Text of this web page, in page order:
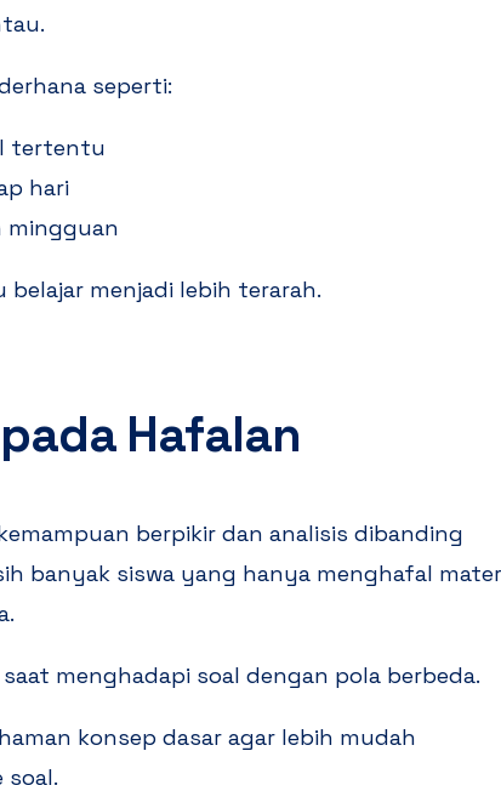
seperti:
tertentu
hari
mingguan
menjadi lebih terarah.
Hafalan
berpikir dan analisis dibanding
banyak siswa yang hanya menghafal
menghadapi soal dengan pola berbeda.
konsep dasar agar lebih mudah
soal.